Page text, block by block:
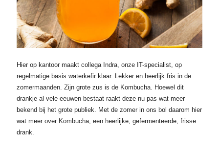
Hier op kantoor maakt collega Indra, onze IT-specialist, op
regelmatige basis waterkefir klaar. Lekker en heerlijk fris in de
zomermaanden. Zijn grote zus is de Kombucha. Hoewel dit
drankje al vele eeuwen bestaat raakt deze nu pas wat meer
bekend bij het grote publiek. Met de zomer in ons bol daarom hier
wat meer over Kombucha; een heerlijke, gefermenteerde, frisse
drank.